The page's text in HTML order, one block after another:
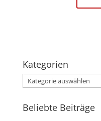
Kategorien
Kategorien
Beliebte Beiträge